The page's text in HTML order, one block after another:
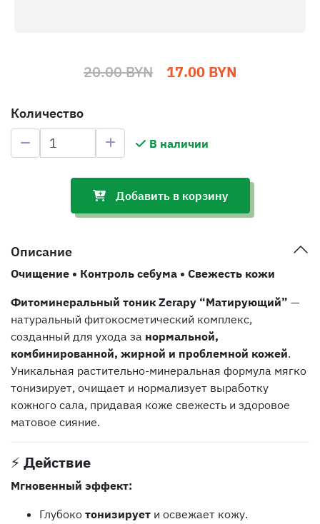
20.00 BYN 17.00 BYN
Количество
В наличии
Добавить в корзину
Описание
Очищение • Контроль себума • Свежесть кожи
Фитоминеральный тоник Zerapy “Матирующий” —
натуральный фитокосметический комплекс,
созданный для ухода за нормальной,
комбинированной, жирной и проблемной кожей.
Уникальная растительно-минеральная формула мягко
тонизирует, очищает и нормализует выработку
кожного сала, придавая коже свежесть и здоровое
матовое сияние.
⚡️ Действие
Мгновенный эффект:
Глубоко тонизирует и освежает кожу.